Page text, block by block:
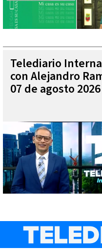
Telediario
con Alejandro
07 de agosto 2026